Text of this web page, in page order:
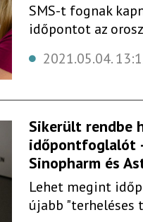
SMS-t fognak
időpontot az
2021.05.04.
Sikerült rendbe
időpontfoglalót
Sinopharm és
Lehet megint
újabb "terheléses